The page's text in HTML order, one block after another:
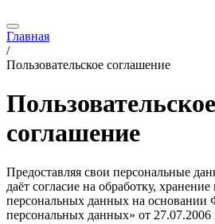
Главная
/
Пользовательское соглашение
Пользовательское
соглашение
Предоставляя свои персональные
даёт согласие на обработку,
персональных данных на
персональных данных» от 27.07.2006